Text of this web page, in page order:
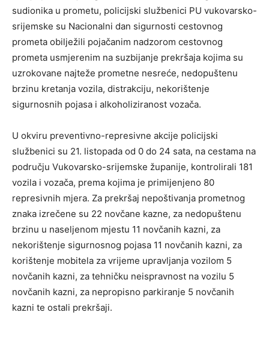
sudionika u prometu, policijski službenici PU vukovarsko-
srijemske su Nacionalni dan sigurnosti cestovnog
prometa obilježili pojačanim nadzorom cestovnog
prometa usmjerenim na suzbijanje prekršaja kojima su
uzrokovane najteže prometne nesreće, nedopuštenu
brzinu kretanja vozila, distrakciju, nekorištenje
sigurnosnih pojasa i alkoholiziranost vozača.
U okviru preventivno-represivne akcije policijski
službenici su 21. listopada od 0 do 24 sata, na cestama na
području Vukovarsko-srijemske županije, kontrolirali 181
vozila i vozača, prema kojima je primijenjeno 80
represivnih mjera. Za prekršaj nepoštivanja prometnog
znaka izrečene su 22 novčane kazne, za nedopuštenu
brzinu u naseljenom mjestu 11 novčanih kazni, za
nekorištenje sigurnosnog pojasa 11 novčanih kazni, za
korištenje mobitela za vrijeme upravljanja vozilom 5
novčanih kazni, za tehničku neispravnost na vozilu 5
novčanih kazni, za nepropisno parkiranje 5 novčanih
kazni te ostali prekršaji.